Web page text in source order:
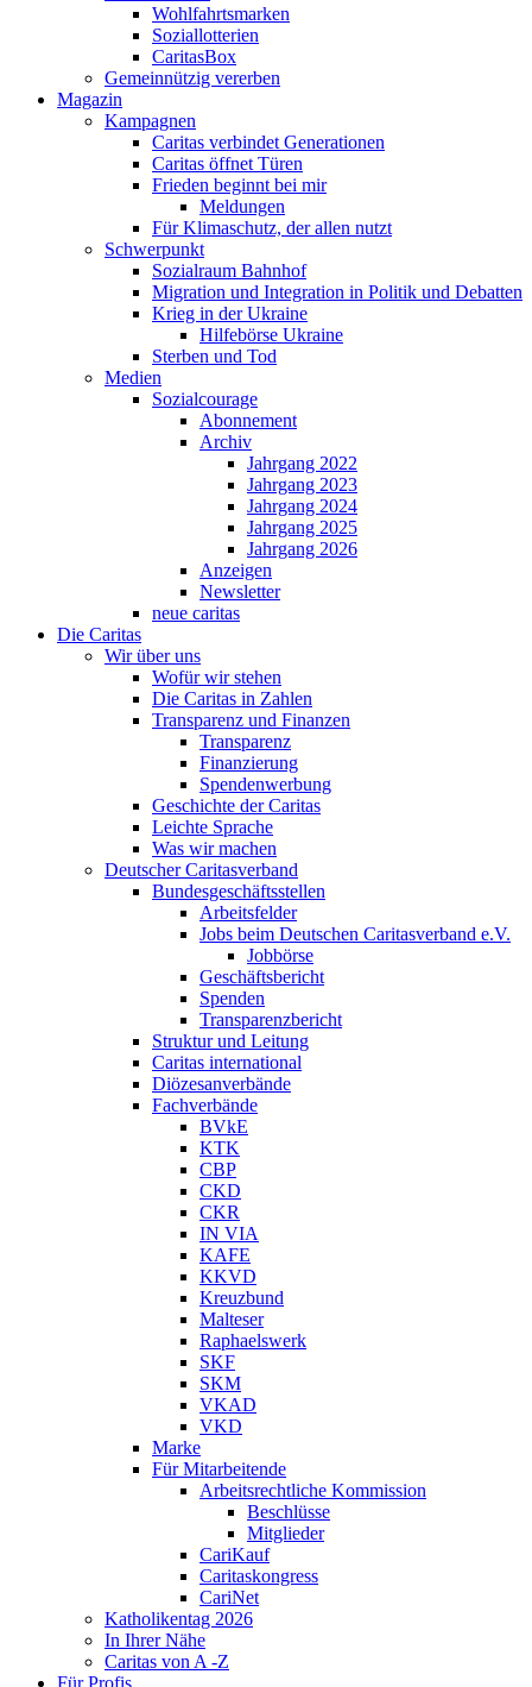
Wohlfahrtsmarken
Soziallotterien
CaritasBox
Gemeinnützig vererben
Magazin
Kampagnen
Caritas verbindet Generationen
Caritas öffnet Türen
Frieden beginnt bei mir
Meldungen
Für Klimaschutz, der allen nutzt
Schwerpunkt
Sozialraum Bahnhof
Migration und Integration in Politik und Debatten
Krieg in der Ukraine
Hilfebörse Ukraine
Sterben und Tod
Medien
Sozialcourage
Abonnement
Archiv
Jahrgang 2022
Jahrgang 2023
Jahrgang 2024
Jahrgang 2025
Jahrgang 2026
Anzeigen
Newsletter
neue caritas
Die Caritas
Wir über uns
Wofür wir stehen
Die Caritas in Zahlen
Transparenz und Finanzen
Transparenz
Finanzierung
Spendenwerbung
Geschichte der Caritas
Leichte Sprache
Was wir machen
Deutscher Caritasverband
Bundesgeschäftsstellen
Arbeitsfelder
Jobs beim Deutschen Caritasverband e.V.
Jobbörse
Geschäftsbericht
Spenden
Transparenzbericht
Struktur und Leitung
Caritas international
Diözesanverbände
Fachverbände
BVkE
KTK
CBP
CKD
CKR
IN VIA
KAFE
KKVD
Kreuzbund
Malteser
Raphaelswerk
SKF
SKM
VKAD
VKD
Marke
Für Mitarbeitende
Arbeitsrechtliche Kommission
Beschlüsse
Mitglieder
CariKauf
Caritaskongress
CariNet
Katholikentag 2026
In Ihrer Nähe
Caritas von A -Z